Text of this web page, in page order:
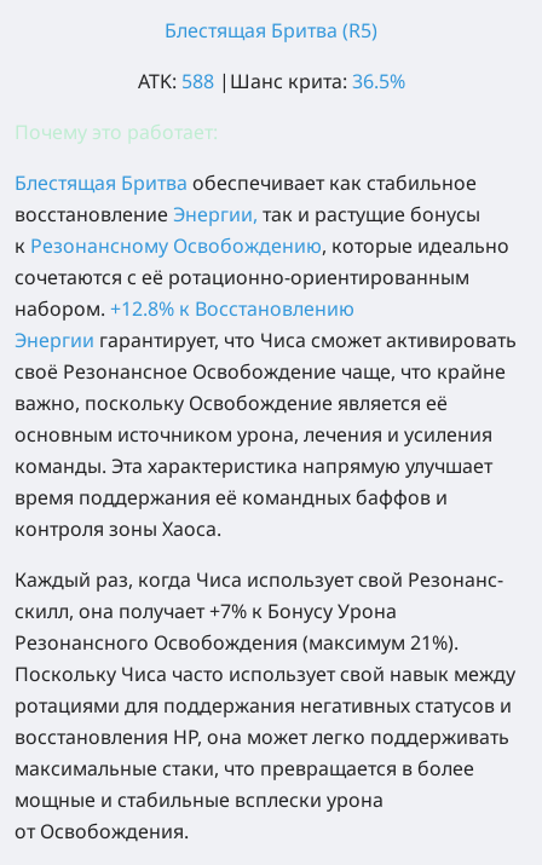
Блестящая Бритва (R5)
ATK: 588|Шанс крита: 36.5%
Почему это работает:
Блестящая Бритва обеспечивает как стабильное
восстановление Энергии, так и растущие бонусы
к Резонансному Освобождению, которые идеально
сочетаются с её ротационно-ориентированным
набором. +12.8% к Восстановлению
Энергии гарантирует, что Чиса сможет активировать
своё Резонансное Освобождение чаще, что крайне
важно, поскольку Освобождение является её
основным источником урона, лечения и усиления
команды. Эта характеристика напрямую улучшает
время поддержания её командных баффов и
контроля зоны Хаоса.
Каждый раз, когда Чиса использует свой Резонанс-
скилл, она получает +7% к Бонусу Урона
Резонансного Освобождения (максимум 21%).
Поскольку Чиса часто использует свой навык между
ротациями для поддержания негативных статусов и
восстановления HP, она может легко поддерживать
максимальные стаки, что превращается в более
мощные и стабильные всплески урона
от Освобождения.